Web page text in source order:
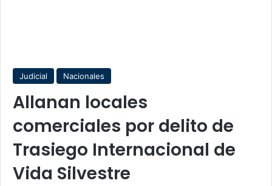
Judicial Nacionales
Allanan locales
comerciales por delito de
Trasiego Internacional de
Vida Silvestre